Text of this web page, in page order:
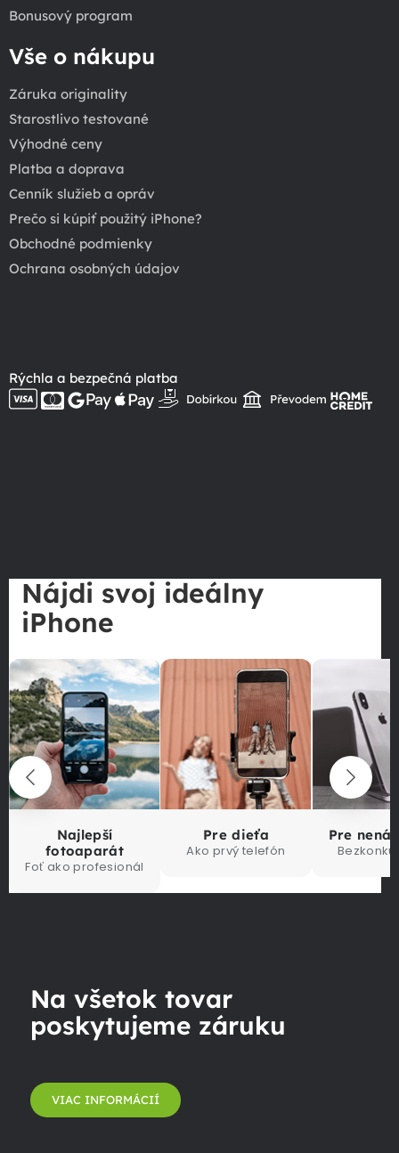
Bonusový program
Vše o nákupu
Záruka originality
Starostlivo testované
Výhodné ceny
Platba a doprava
Cenník služieb a opráv
Prečo si kúpiť použitý iPhone?
Obchodné podmienky
Ochrana osobných údajov
Rýchla a bezpečná platba
Nájdi svoj ideálny
iPhone
Najlepší
fotoaparát
Foť ako profesionál
Pre dieťa
Ako prvý telefón
Pre
Na všetok tovar
poskytujeme záruku
VIAC INFORMÁCIÍ